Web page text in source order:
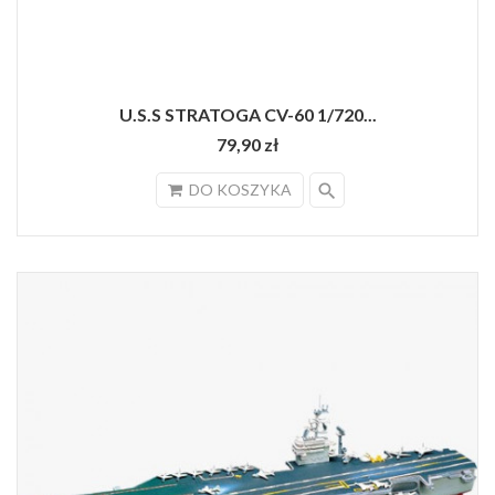
U.S.S STRATOGA CV-60 1/720...
79,90 zł
DO KOSZYKA search